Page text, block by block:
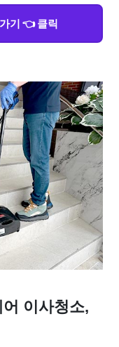
기 👈 클릭
이사청소,